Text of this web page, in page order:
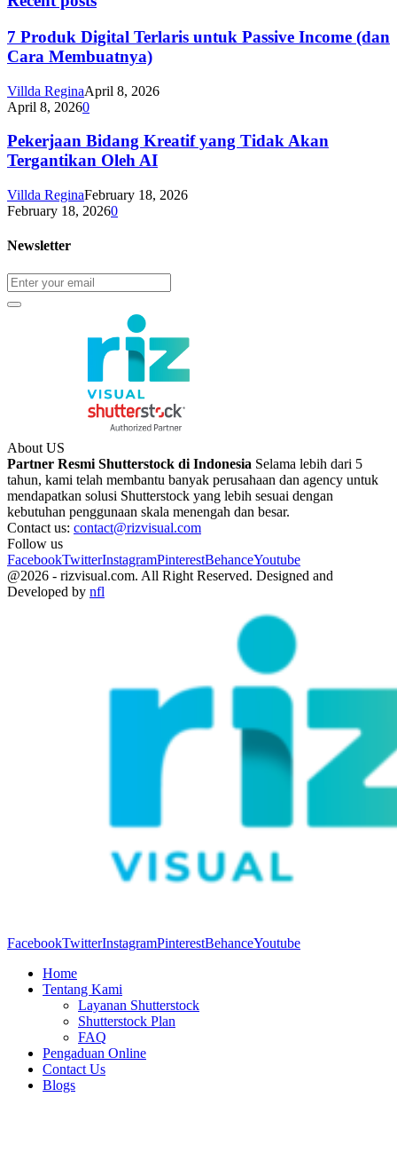
7 Produk Digital Terlaris untuk Passive Income (dan
Cara Membuatnya)
Villda ReginaApril 8, 2026
April 8, 20260
Pekerjaan Bidang Kreatif yang Tidak Akan
Tergantikan Oleh AI
Villda ReginaFebruary 18, 2026
February 18, 20260
Newsletter
About US
Partner Resmi Shutterstock di Indonesia Selama lebih dari 5
tahun, kami telah membantu banyak perusahaan dan agency untuk
mendapatkan solusi Shutterstock yang lebih sesuai dengan
kebutuhan penggunaan skala menengah dan besar.
Contact us: contact@rizvisual.com
Follow us
FacebookTwitterInstagramPinterestBehanceYoutube
@2026 - rizvisual.com. All Right Reserved. Designed and
Developed by nfl
FacebookTwitterInstagramPinterestBehanceYoutube
Home
Tentang Kami
Layanan Shutterstock
Shutterstock Plan
FAQ
Pengaduan Online
Contact Us
Blogs